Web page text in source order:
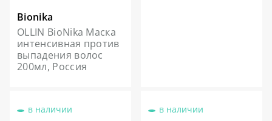
Bionika
OLLIN BioNika Маска
интенсивная против
выпадения волос
200мл, Россия
в наличии в наличии